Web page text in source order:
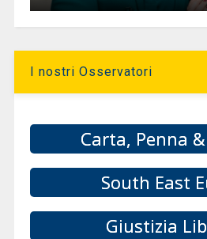
I nostri Osservatori
Carta, Penna
South East
Giustizia